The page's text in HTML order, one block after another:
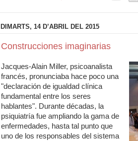
DIMARTS, 14 D’ABRIL DEL 2015
Construcciones imaginarias
Jacques-Alain Miller, psicoanalista
francés, pronunciaba hace poco una
"declaración de igualdad clínica
fundamental entre los seres
hablantes". Durante décadas, la
psiquiatría fue ampliando la gama de
enfermedades, hasta tal punto que
uno de los responsables del sistema